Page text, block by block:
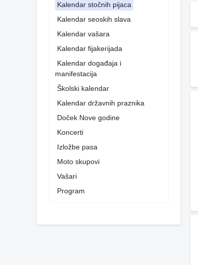
Kalendar stočnih pijaca
Kalendar seoskih slava
Kalendar vašara
Kalendar fijakerijada
Kalendar događaja i
manifestacija
Školski kalendar
Kalendar državnih praznika
Doček Nove godine
Koncerti
Izložbe pasa
Moto skupovi
Vašari
Program